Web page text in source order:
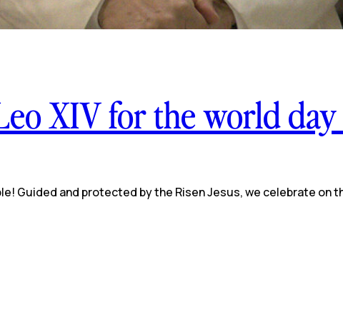
XIV for the world
Guided and protected by the Risen Jesus, we celebrate on